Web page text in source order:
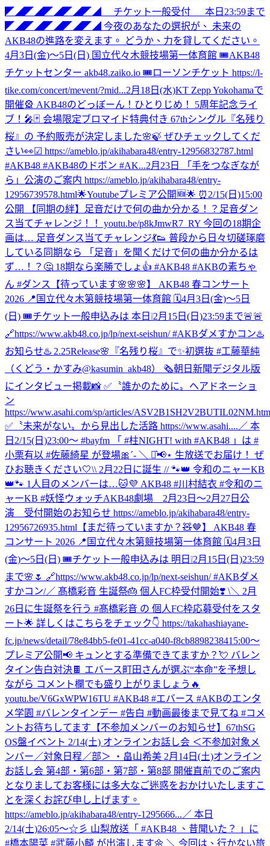
◤◢◤◢◤◢◤◢◤◢ チケット一般受付 本日23:59まで
◤◢◤◢◤◢◤◢◤◢ 今夜のあなたの選択が、 未来の
AKB48の進路を変えます。 どうか、力を貸してください。
4月3日(金)〜5日(日) 国立代々木競技場第一体育館 🎟AKB48
チケットセンター akb48.zaiko.io 🎟ローソンチケット https://l-
tike.com/concert/mevent/?mid...2月18日(水)KT Zepp Yokohamaで
開催🎡 AKB48のどっぼーん！ひとりじめ！ 5周年記念ライ
ブ！🎤🃏 会場限定ブロマイド特典付き 67thシングル『名残り
桜』の 予約販売が決定しました🌸🍃 ぜひチェックしてくだ
さい👀☑︎ https://ameblo.jp/akihabara48/entry-12956832787.html
#AKB48 #AKB48のドボン #AK...2月23日 「手をつなぎなが
ら」公演のご案内 https://ameblo.jp/akihabara48/entry-
12956739578.html🌟Youtubeプレミア公開🆕🌟 ⏰2/15(日)15:00
公開 【同期の絆】足音だけで何の曲か分かる！？足音ダン
ス当てチャレンジ！！ youtu.be/p8kJmwR7_RY 今回の18期企
画は… 足音ダンス当てチャレンジ💃👟 普段から日々切磋琢磨
している同期なら 「足音」を聞くだけで何の曲か分かるは
ず…！？🤔 18期なら楽勝でしょ👍 #AKB48 #AKBの素ちゃ
ん #ダンス
【待っています🌸🌸🌸】 AKB48 春コンサート
2026 📍国立代々木第競技場第一体育館 🗓️4月3日(金)〜5日
(日) 🎟️チケット一般申込みは 本日❕2月15日(日)23:59まで🚨🚨
🔗https://www.akb48.co.jp/lp/next-seishun/ #AKBダメすかコン♨️
お知らせ♨️ 2.25Release🌸『名残り桜』で✨初選抜 #工藤華純
（くどう・かすみ@kasumin_akb48） 🗞朝日新聞デジタル版
にインタビュー掲載📸 ✅〝誰かのために〟ヘアドネーショ
ン
https://www.asahi.com/sp/articles/
✅〝未来がない〟から見出した活路 https://www.asahi.... ／ 本
日2/15(日)23:00～ #bayfm 「 #柱NIGHT! with #AKB48 」は #
小栗有以 #佐藤綺星 が登場🎀´‐ ＼ ⋆͛📢⋆ 生放送でお届け！ ぜ
ひお聴きください🤍\\ 2月22日に誕生 // 🐾👑 令和のニャーKB
👑🐾 1人目のメンバーは…🐱💜 AKB48 #川村結衣 #令和のニ
ャーKB #妖怪ウォッチAKB48劇場 2月23日～2月27日公
演 受付開始のお知らせ https://ameblo.jp/akihabara48/entry-
12956726935.html 【まだ待っていますか？🧸🤎】 AKB48 春
コンサート 2026 📍国立代々木第競技場第一体育館 🗓️4月3日
(金)〜5日(日) 🎟️チケット一般申込みは 明日❕2月15日(日)23:59
まで🌸🌷 🔗https://www.akb48.co.jp/lp/next-seishun/ #AKBダメ
すかコン/／ 髙橋彩音 生誕祭🎂 個人FC枠受付開始❣️ \＼ 2月
26日に生誕祭を行う #髙橋彩音 の 個人FC枠応募受付をスタ
ート🌟 詳しくはこちらをチェック👇 https://takahashiayane-
fc.jp/news/detail/78e84bb5-fe01-41cc-a040-f8cb8898238415:00〜
プレミア公開📢 キュンとする準備できてますか？💘 バレン
タイン告白対決🍫 エバース町田さんが選ぶ“本命”を予想し
ながら コメント欄でも盛り上がりましょう🔥
youtu.be/V6GxWPW16TU #AKB48 #エバース #AKBのエンタ
メ学園 #バレンタインデー #告白 #動画最後まで見てね #コメ
ントお待ちしてます 【不参加メンバーのお知らせ】67thSG
OS盤イベント 2/14(土) オンラインお話し会 ＜不参加対象メ
ンバー／対象日程／部＞ ・畠山希美 2月14日(土)オンライン
お話し会 第4部・第6部・第7部・第8部 開催直前でのご案内
となりましてお客様には多大なご迷惑をおかけいたしますこ
とを深くお詫び申し上げます。
https://ameblo.jp/akihabara48/entry-1295666... ／ 本日
2/14(土)26:05～☆彡 山梨放送「 #AKB48 、昔聞いた？ 」に
#橋本陽菜 #武藤小麟 が出演します🌼 ＼ 今回は、行かない旅